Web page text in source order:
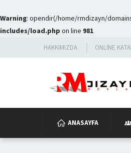
Warning: opendir(/home/rmdizayn/
includes/load.php on line 981
HAKKIMIZDA ONLINE
ANASAYFA